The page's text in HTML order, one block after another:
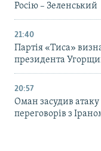
Росію – Зеленський
21:40
Партія «Тиса»
президента
20:57
Оман засудив атаку
переговорів з